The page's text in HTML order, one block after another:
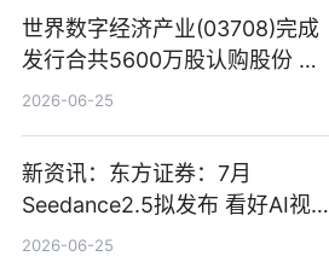
世界数字经济产业(03708)完成
发行合共5600万股认购股份 净
筹约1007万港元 独家焦点
2026-06-25
新资讯：东方证券：7月
Seedance2.5拟发布 看好AI视频
创作工作流进一步提效
2026-06-25